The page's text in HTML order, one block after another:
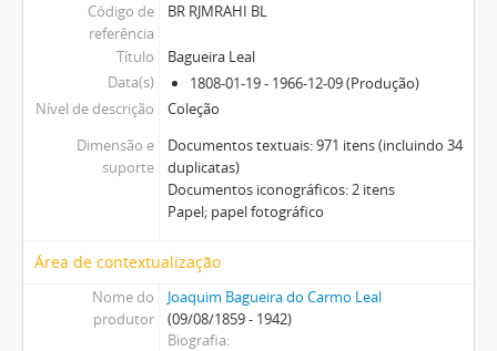
Código de
referência
BR RJMRAHI BL
Título
Bagueira Leal
Data(s)
1808-01-19 - 1966-12-09 (Produção)
Nível de descrição
Coleção
Dimensão e
suporte
Documentos textuais: 971 itens (incluindo 34
duplicatas)
Documentos iconográficos: 2 itens
Papel; papel fotográfico
Área de contextualização
Nome do
produtor
Joaquim Bagueira do Carmo Leal
(09/08/1859 - 1942)
Biografia